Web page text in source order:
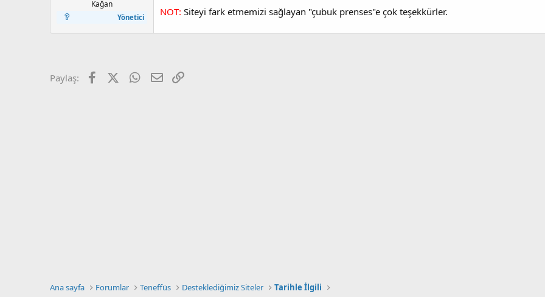
t
t
i
Kağan
Yönetici NOT: Siteyi fark etmemizi sağlayan "çubuk prenses"e çok teşekkürler.
Paylaş: FacebookX (Twitter)WhatsApp
E-posta
Ana sayfa Forumlar Teneffüs Desteklediğimiz Siteler Tarihle İlgili